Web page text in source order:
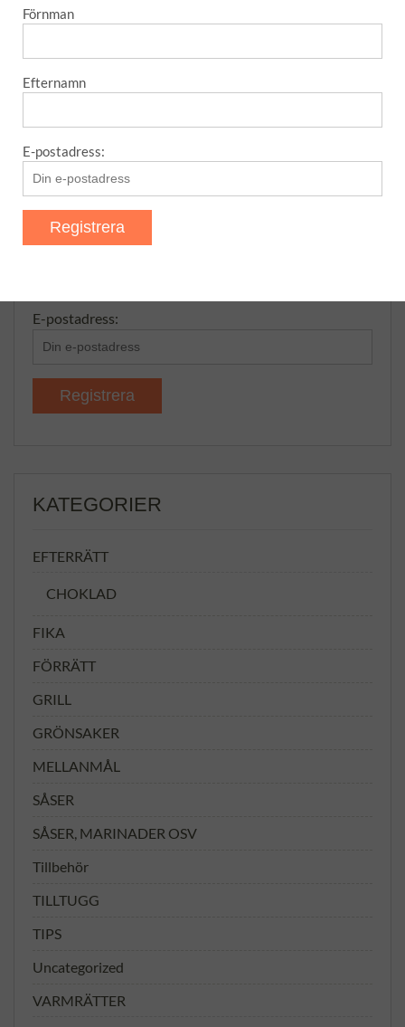
Det här med Blomkåls”biff”
ENKELT
Förnman
Efternamn
E-postadress:
KATEGORIER
EFTERRÄTT
CHOKLAD
FIKA
FÖRRÄTT
GRILL
GRÖNSAKER
MELLANMÅL
SÅSER
SÅSER, MARINADER OSV
Tillbehör
TILLTUGG
TIPS
Uncategorized
VARMRÄTTER
Förnman
Efternamn
E-postadress: